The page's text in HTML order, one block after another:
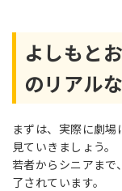
よしもと
のリアル
まずは、実際に劇
見ていきましょう。
若者からシニアまで
了されています。